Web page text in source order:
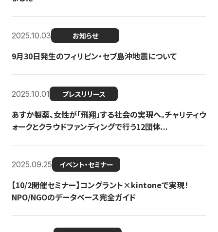
2025.10.03 お知らせ
9月30日発生のフィリピン・セブ島沖地震について
2025.10.01 プレスリリース
あすか製薬、女性が「飛翔」する社会の実現へ。チャリティウ
ォークとクラウドファンディングで行う12団体...
2025.09.25 イベント・セミナー
【10/2開催セミナー】コングラント×kintoneで実現！
NPO/NGOのデータベース完全ガイド